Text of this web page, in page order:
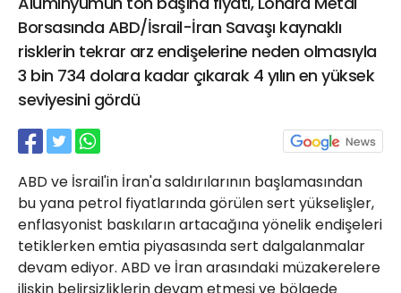
Borsasında ABD/İsrail-İran Savaşı kaynaklı
risklerin tekrar arz endişelerine neden olmasıyla
3 bin 734 dolara kadar çıkarak 4 yılın en yüksek
seviyesini gördü
ABD ve İsrail'in İran'a saldırılarının başlamasından
bu yana petrol fiyatlarında görülen sert yükselişler,
enflasyonist baskıların artacağına yönelik endişeleri
tetiklerken emtia piyasasında sert dalgalanmalar
devam ediyor. ABD ve İran arasındaki müzakerelere
21 Gölcük
02624132333
haber@golcukpostasi.com